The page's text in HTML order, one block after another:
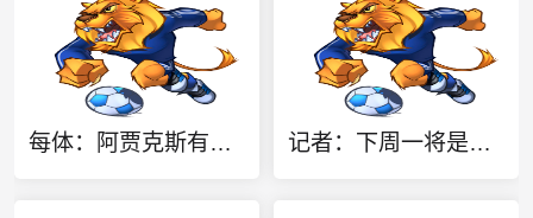
每体：阿贾克斯有意马略卡前锋比尔希利，巴萨拥有该球员回购权 记者：下周一将是关于小蜘蛛未来走向关键一天，他将与西蒙尼会面